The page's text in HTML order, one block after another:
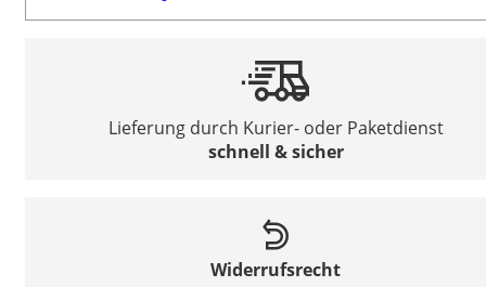
Lieferung durch Kurier- oder Paketdienst
schnell & sicher
Widerrufsrecht